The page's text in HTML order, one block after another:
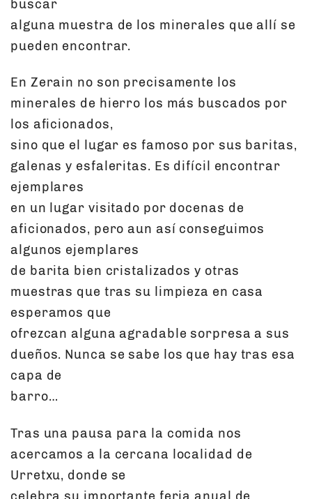
buscar
alguna muestra de los minerales que allí se
pueden encontrar.
En Zerain no son precisamente los
minerales de hierro los más buscados por
los aficionados,
sino que el lugar es famoso por sus baritas,
galenas y esfaleritas. Es difícil encontrar
ejemplares
en un lugar visitado por docenas de
aficionados, pero aun así conseguimos
algunos ejemplares
de barita bien cristalizados y otras
muestras que tras su limpieza en casa
esperamos que
ofrezcan alguna agradable sorpresa a sus
dueños. Nunca se sabe los que hay tras esa
capa de
barro…
Tras una pausa para la comida nos
acercamos a la cercana localidad de
Urretxu, donde se
celebra su importante feria anual de